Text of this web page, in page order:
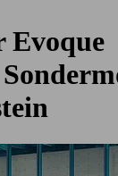
Evoque